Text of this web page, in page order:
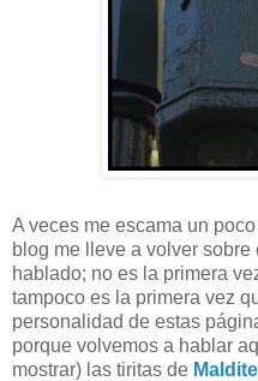
A veces me escama un
blog me lleve a volver
hablado; no es la primera
tampoco es la primera vez
personalidad de estas
porque volvemos a hablar
mostrar) las tiritas de